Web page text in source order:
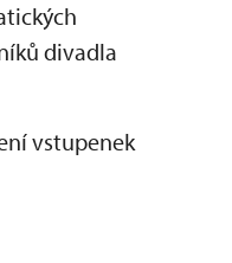
divadla
vstupenek